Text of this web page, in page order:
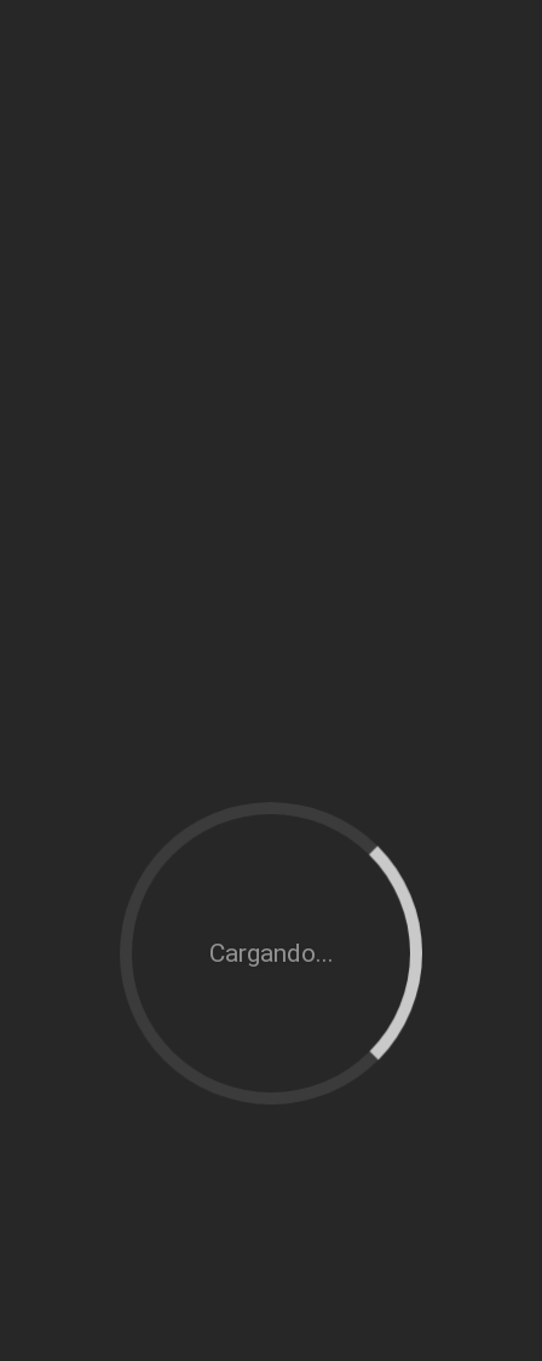
Cargando...